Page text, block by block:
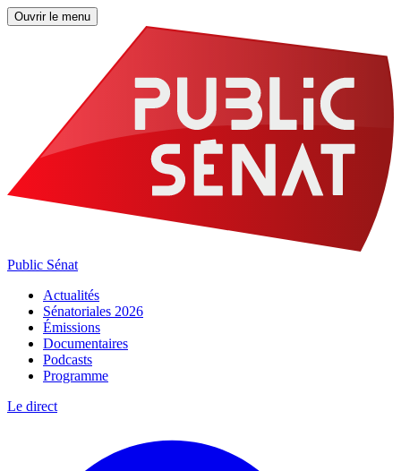
Ouvrir le menu
Public Sénat
Actualités
Sénatoriales 2026
Émissions
Documentaires
Podcasts
Programme
Le direct